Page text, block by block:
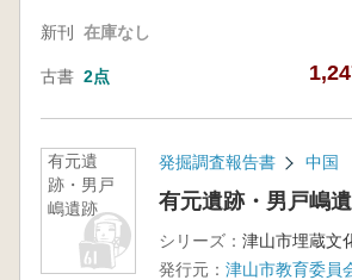
新刊 在庫なし
古書 2点
有元遺
跡・男戸
嶋遺跡
発掘調査報告書 中国
有元遺跡・男戸嶋
シリーズ：
発行元： 津山市教育委員